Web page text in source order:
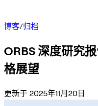
博客/归档
ORBS 深度研究
格展望
更新于 2025年11月20日